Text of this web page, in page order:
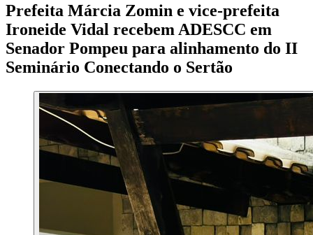
Prefeita Márcia Zomin e vice-prefeita
Ironeide Vidal recebem ADESCC em
Senador Pompeu para alinhamento do II
Seminário Conectando o Sertão